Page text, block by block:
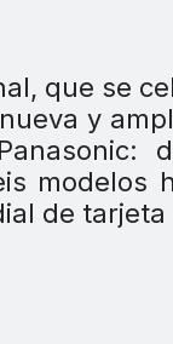
que se
y
modelos
de tarjeta